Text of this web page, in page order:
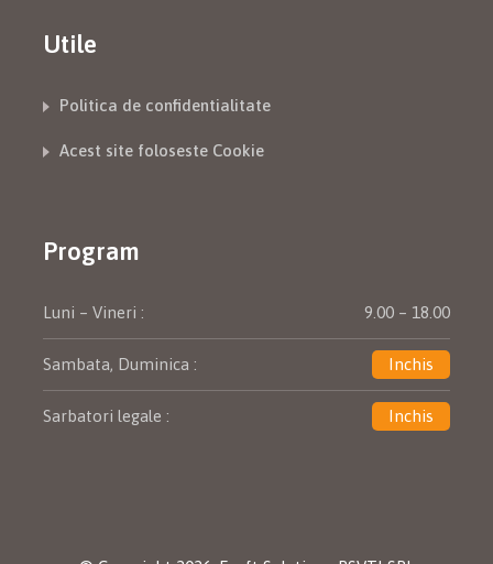
Utile
Politica de confidentialitate
Acest site foloseste Cookie
Program
Luni – Vineri : 9.00 – 18.00
Sambata, Duminica : Inchis
Sarbatori legale : Inchis